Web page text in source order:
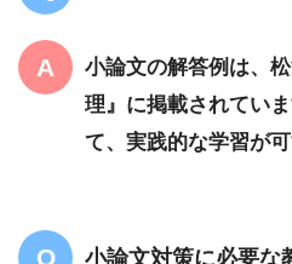
小論文の解答例は、
理』に掲載されてい
て、実践的な学習が可
小論文対策に必要な